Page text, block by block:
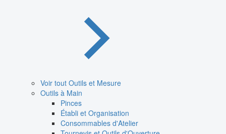
Voir tout Outils et Mesure
Outils à Main
Pinces
Établi et Organisation
Consommables d'Atelier